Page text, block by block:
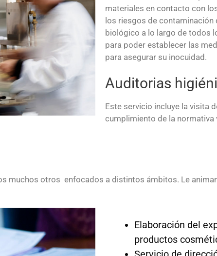
materiales en contacto con
los riesgos de
biológico a lo largo de todos
para poder establecer las
para asegurar su inocuidad.
Auditorias
Este servicio incluye la visita
cumplimiento de la normativa
muchos otros enfocados a distintos ámbitos. Le
Elaboración del
productos